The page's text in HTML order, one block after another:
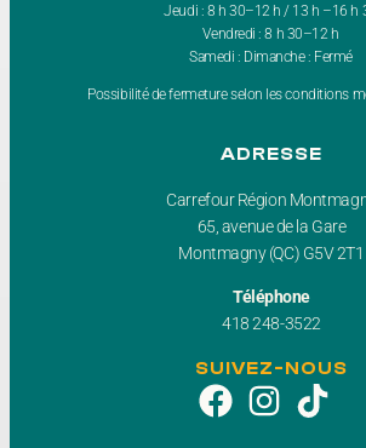
Jeudi : 8 h 30–12 h / 13 h –16 h
Vendredi : 8 h 30–12 h
Samedi : Dimanche : Fermé
Possibilité de fermeture selon les conditions
Carrefour Région
65, avenue de la Gare
Montmagny (QC) G5V 2T1
Téléphone
418 248-3522
SUIVEZ-NOUS
ADRESSE